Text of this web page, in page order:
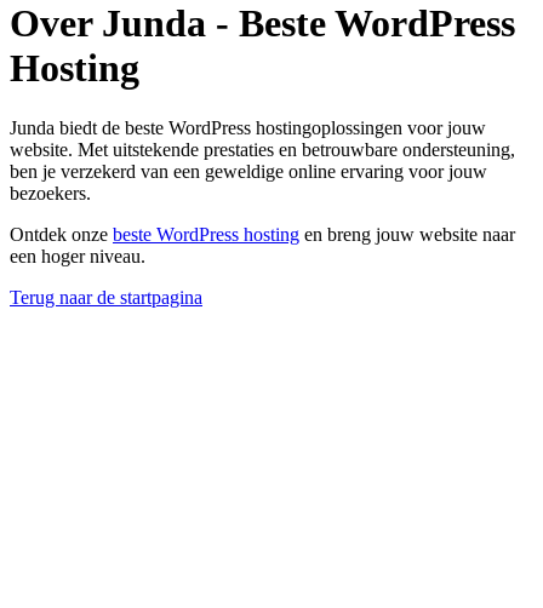
Over Junda - Beste WordPress
Hosting
Junda biedt de beste WordPress hostingoplossingen voor jouw
website. Met uitstekende prestaties en betrouwbare ondersteuning,
ben je verzekerd van een geweldige online ervaring voor jouw
bezoekers.
Ontdek onze beste WordPress hosting en breng jouw website naar
een hoger niveau.
Terug naar de startpagina